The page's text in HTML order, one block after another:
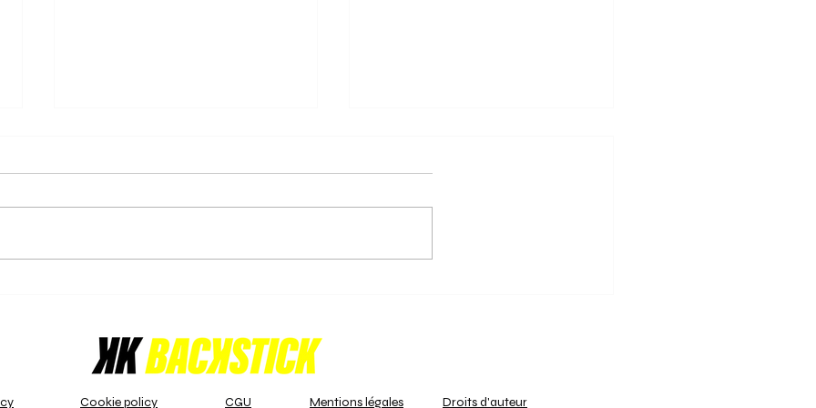
championne!
LFH 1 - A. En tête du classement,
panache!
pour un dernier round décisif. Les
Cookie policy CGU Mentions légales Droits d'auteur